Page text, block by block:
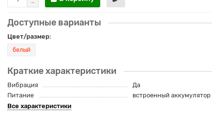
Доступные варианты
Цвет/размер:
белый
Краткие характеристики
Вибрация
Да
Питание
встроенный аккумулятор
Все характеристики